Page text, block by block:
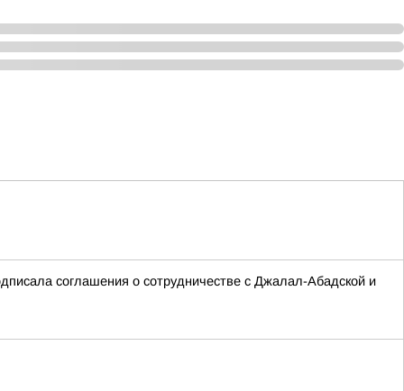
соглашения о сотрудничестве с Джалал-Абадской и